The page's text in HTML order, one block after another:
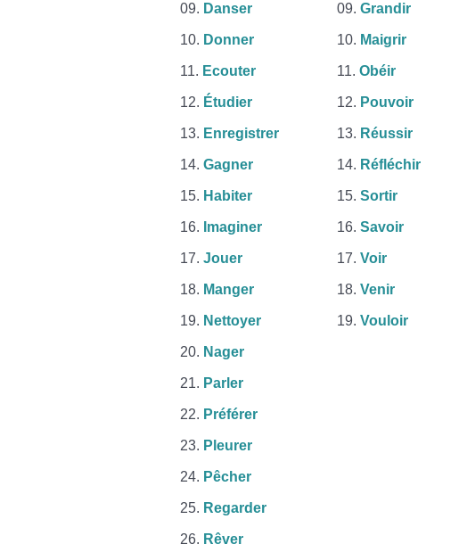
Danser
Donner
Ecouter
Étudier
Enregistrer
Gagner
Habiter
Imaginer
Jouer
Manger
Nettoyer
Nager
Parler
Préférer
Pleurer
Pêcher
Regarder
Rêver
Grandir
Maigrir
Obéir
Pouvoir
Réussir
Réfléchir
Sortir
Savoir
Voir
Venir
Vouloir